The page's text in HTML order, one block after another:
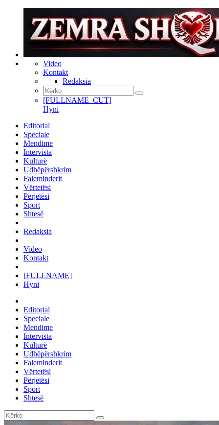
Video
Kontakt
Redaksia
[FULLNAME_CUT]
Hyni
Editorial
Speciale
Mendime
Intervista
Kulturë
Udhëpërshkrim
Faleminderit
Vërtetësi
Përjetësi
Sport
Shtesë
Redaksia
Video
Kontakt
[FULLNAME]
Hyni
Editorial
Speciale
Mendime
Intervista
Kulturë
Udhëpërshkrim
Faleminderit
Vërtetësi
Përjetësi
Sport
Shtesë